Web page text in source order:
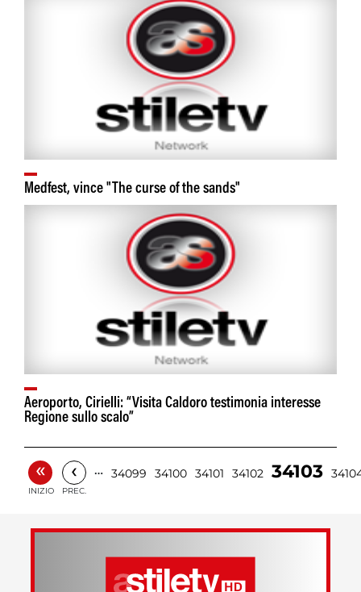
Medfest, vince "The curse of the sands‏"
Aeroporto, Cirielli: “Visita Caldoro testimonia interesse
Regione sullo scalo”
«
INIZIO
‹
PREC.
… 34099 34100 34101 34102 34103